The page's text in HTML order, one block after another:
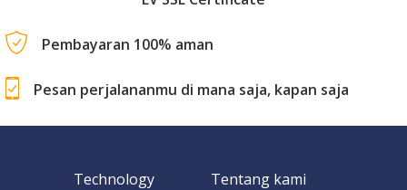
Pembayaran 100% aman
Pesan perjalananmu di mana saja, kapan saja
Technology
Tentang kami